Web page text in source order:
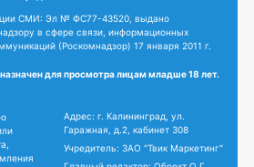
СМИ: Эл № ФС77-43520, выдано
в сфере связи, информационных
(Роскомнадзор) 17 января 2011 г.
для просмотра лицам младше 18 лет.
Адрес: г. Калининград, ул.
Гаражная, д.2, кабинет 308
Учредитель: ЗАО "Твик Маркетинг"